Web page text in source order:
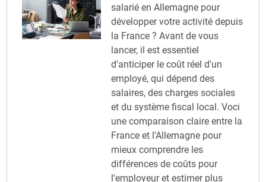
salarié en Allemagne pour
développer votre activité depuis
la France ? Avant de vous
lancer, il est essentiel
d'anticiper le coût réel d'un
employé, qui dépend des
salaires, des charges sociales
et du système fiscal local. Voci
une comparaison claire entre la
France et l'Allemagne pour
mieux comprendre les
différences de coûts pour
l'employeur et estimer plus